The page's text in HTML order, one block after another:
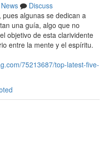
News
Discuss
algunas se dedican a
una guía, algo que no
objetivo de esta clarividente
entre la mente y el espíritu.
75213687/top-latest-five-